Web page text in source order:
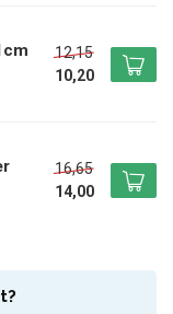
12,15
10,20
16,65
14,00